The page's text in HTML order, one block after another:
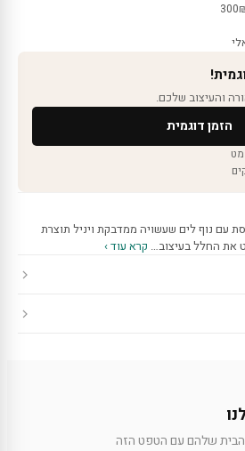
והעיצוב שלכם.
הזמן דוגמית
נוף לים שעשויה ממדבקת ויניל תוצרת
את החלל בעיצוב… קרא עוד ›
שלהם עם הטפט הזה